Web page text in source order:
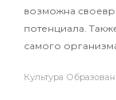
возможна
потенциала.
самого
Культура